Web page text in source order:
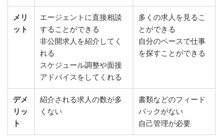
メリ
ット
エージェントに直接相談
することができる
非公開求人を紹介してく
れる
スケジュール調整や面接
アドバイスをしてくれる
多くの求人を見るこ
とができる
自分のペースで仕事
を探すことができる
デメ
リッ
ト
紹介される求人の数が多
くない
書類などのフィード
バックがない
自己管理が必要